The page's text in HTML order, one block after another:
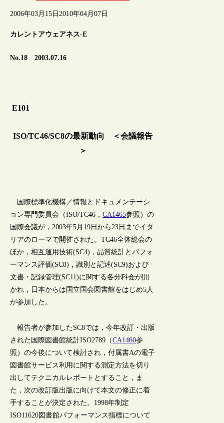
2006年03月15日 2010年04月07日
カレントアウェアネス-E
No.18 2003.07.16
E101
ISO/TC46/SC8の最新動向 ＜会議報告
＞
国際標準化機構／情報とドキュメンテーシ
ョン専門委員会（ISO/TC46，CA1465参照）の
国際会議が，2003年5月19日から23日までイタ
リアのローマで開催された。TC46全体総会の
ほか，相互運用技術(SC4)，品質統計とパフォ
ーマンス評価(SC8)，識別と記述(SC9)および
文書・記録管理(SC11)に関する各分科会が開
かれ，日本からは国立国会図書館をはじめ5人
が参加した。
報告者が参加したSC8では，今年改訂・出版
された国際図書館統計ISO2789（CA1460参
照）の今後について検討され，付属書Aの電子
図書館サービス利用に関する測定方法を切り
出してテクニカルレポートとすること，ま
た，次の改訂版出版に向けて本文の修正に着
手することが決定された。1998年制定
ISO11620図書館パフォーマンス指標について